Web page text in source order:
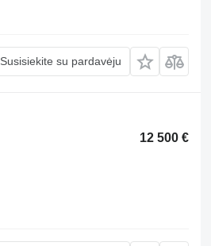
Susisiekite su pardavėju
12 500 €